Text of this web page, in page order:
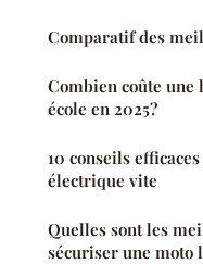
Comparatif des
Combien coûte une
école en 2025?
10 conseils
électrique vite
Quelles sont les
sécuriser une moto